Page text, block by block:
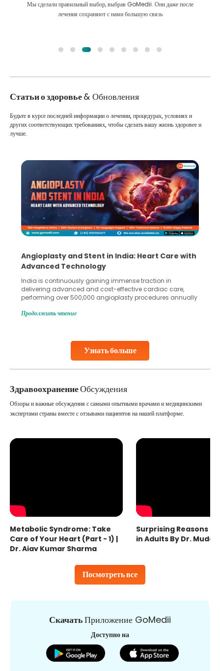
Мы сделали правильный выбор, выбрав GoMedii. Они даже после
лечения сохраняют с нами большую связь
Статьи о здоровье& Обновления
Узнать больше
Будьте в курсе последней информации о лечении, процедурах, условиях и
других соответствующих требованиях, чтобы сделать вашу жизнь здоровее и
лучше.
Angioplasty and Stent in India: Heart Care with
Advanced Technology
India is continuously gaining immense traction in
delivering advanced and cost-effective cardiac care,
performing over 500,000 angioplasty procedures annually
globe are searching for treatments like angioplasty and
Studies, such as one published
Продолжить чтение
ЗдравоохранениеОбсуждения
Посмотреть все
Обзоры и важные обсуждения с самыми опытными врачами и медицинскими
экспертами страны вместе с отзывами пациентов на нашей платформе.
Metabolic Syndrome: Take
Care of Your Heart (Part - 1) |
Dr. Ajay Kumar Sharma
Surprising Reasons
in Adults By Dr.
СкачатьПриложение GoMedii
Доступно на